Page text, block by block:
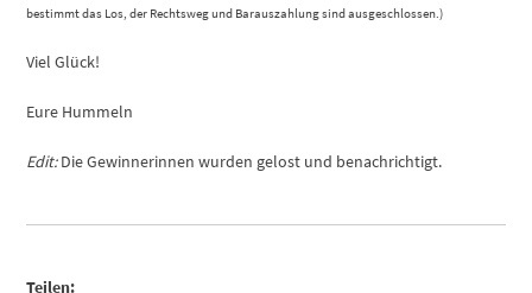
bestimmt das Los, der Rechtsweg und Barauszahlung sind ausgeschlossen.)
Viel Glück!
Eure Hummeln
Edit:Die Gewinnerinnen wurden gelost und benachrichtigt.
Teilen: